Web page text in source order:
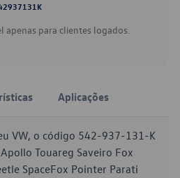
apenas para clientes logados.
Aplicações
VW, o código 542-937-131-K
Touareg Saveiro Fox
SpaceFox Pointer Parati